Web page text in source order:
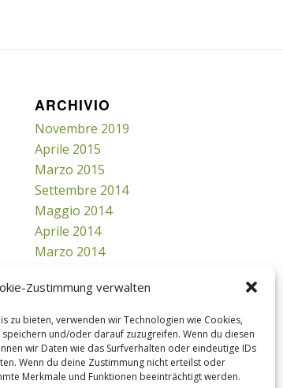
Zustimmung verwalten
zu bieten, verwenden wir Technologien wie Cookies,
und/oder darauf zuzugreifen. Wenn du diesen
wir Daten wie das Surfverhalten oder eindeutige IDs
Wenn du deine Zustimmung nicht erteilst oder
Merkmale und Funktionen beeinträchtigt werden.
ARCHIVIO
Novembre 2019
Aprile 2015
Marzo 2015
Settembre 2014
Maggio 2014
Aprile 2014
Marzo 2014
Gennaio 2014